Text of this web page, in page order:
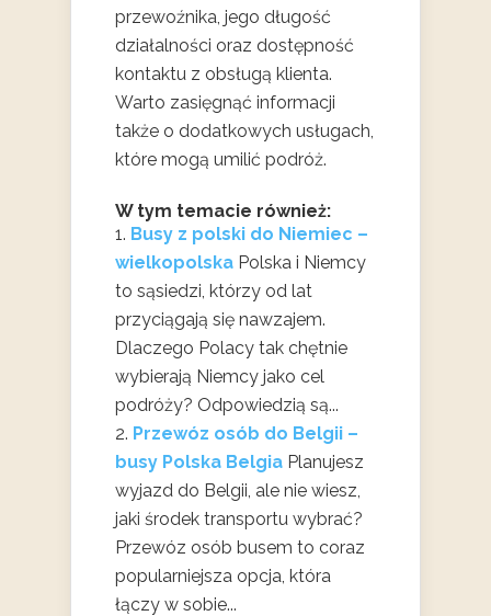
przewoźnika, jego długość
działalności oraz dostępność
kontaktu z obsługą klienta.
Warto zasięgnąć informacji
także o dodatkowych usługach,
które mogą umilić podróż.
W tym temacie również:
Busy z polski do Niemiec –
wielkopolska Polska i Niemcy
to sąsiedzi, którzy od lat
przyciągają się nawzajem.
Dlaczego Polacy tak chętnie
wybierają Niemcy jako cel
podróży? Odpowiedzią są...
Przewóz osób do Belgii –
busy Polska Belgia Planujesz
wyjazd do Belgii, ale nie wiesz,
jaki środek transportu wybrać?
Przewóz osób busem to coraz
popularniejsza opcja, która
łączy w sobie...